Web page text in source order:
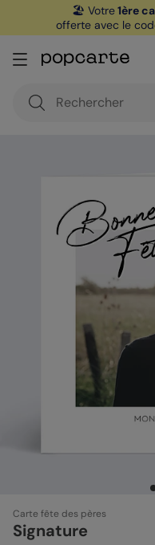
🏖️ Votre1ère
offerte avec le
Carte fête des pères
Signature